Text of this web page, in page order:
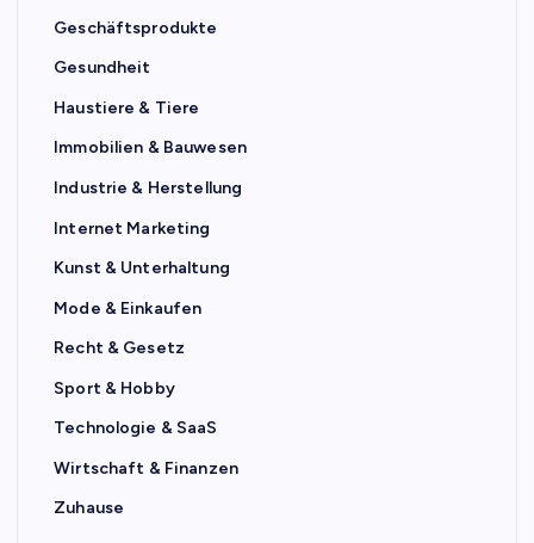
Geschäftsprodukte
Gesundheit
Haustiere & Tiere
Immobilien & Bauwesen
Industrie & Herstellung
Internet Marketing
Kunst & Unterhaltung
Mode & Einkaufen
Recht & Gesetz
Sport & Hobby
Technologie & SaaS
Wirtschaft & Finanzen
Zuhause